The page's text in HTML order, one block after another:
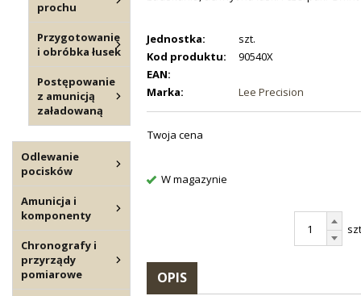
prochu
Przygotowanie
i obróbka łusek
Postępowanie
z amunicją
załadowaną
Odlewanie
pocisków
Amunicja i
komponenty
Chronografy i
przyrządy
pomiarowe
Jednostka:
szt.
Kod produktu:
90540X
EAN:
Marka:
Lee Precision
Twoja cena
W magazynie
OPIS